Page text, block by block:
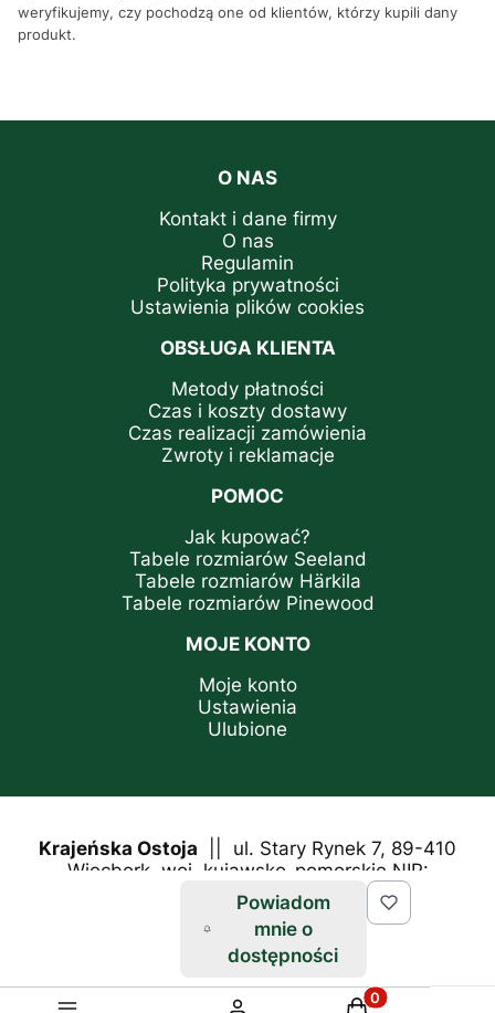
weryfikujemy, czy pochodzą one od klientów, którzy kupili dany
produkt.
O NAS
Kontakt i dane firmy
O nas
Regulamin
Polityka prywatności
Ustawienia plików cookies
OBSŁUGA KLIENTA
Metody płatności
Czas i koszty dostawy
Czas realizacji zamówienia
Zwroty i reklamacje
POMOC
Jak kupować?
Tabele rozmiarów Seeland
Tabele rozmiarów Härkila
Tabele rozmiarów Pinewood
MOJE KONTO
Moje konto
Ustawienia
Ulubione
Krajeńska Ostoja || ul. Stary Rynek 7, 89-410
Więcbork, woj. kujawsko-pomorskie NIP:
5611464139
+48 880 218 588e-mail:
sklep@krajenskaostoja.pl
Powiadom
mnie o
dostępności
Produkty w